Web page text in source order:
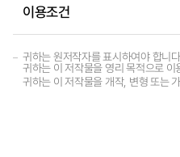
이용조건
귀하는 원저작자를 표시하여야 합니
귀하는 이 저작물을 영리 목적으로 이
귀하는 이 저작물을 개작, 변형 또는